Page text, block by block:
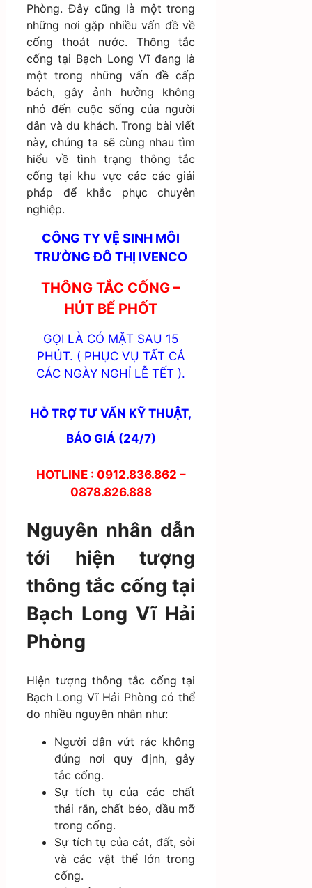
Phòng. Đây cũng là một trong
những nơi gặp nhiều vấn đề về
cống thoát nước. Thông tắc
cống tại Bạch Long Vĩ đang là
một trong những vấn đề cấp
bách, gây ảnh hưởng không
nhỏ đến cuộc sống của người
dân và du khách. Trong bài viết
này, chúng ta sẽ cùng nhau tìm
hiểu về tình trạng thông tắc
cống tại khu vực các các giải
pháp để khắc phục chuyên
nghiệp.
CÔNG TY VỆ SINH MÔI
TRƯỜNG ĐÔ THỊ IVENCO
THÔNG TẮC CỐNG –
HÚT BỂ PHỐT
GỌI LÀ CÓ MẶT SAU 15
PHÚT. ( PHỤC VỤ TẤT CẢ
CÁC NGÀY NGHỈ LỄ TẾT ).
HỖ TRỢ TƯ VẤN KỸ THUẬT,
BÁO GIÁ (24/7)
HOTLINE : 0912.836.862 –
0878.826.888
Nguyên nhân dẫn
tới hiện tượng
thông tắc cống tại
Bạch Long Vĩ Hải
Phòng
Hiện tượng thông tắc cống tại
Bạch Long Vĩ Hải Phòng có thể
do nhiều nguyên nhân như:
Người dân vứt rác không
đúng nơi quy định, gây
tắc cống.
Sự tích tụ của các chất
thải rắn, chất béo, dầu mỡ
trong cống.
Sự tích tụ của cát, đất, sỏi
và các vật thể lớn trong
cống.